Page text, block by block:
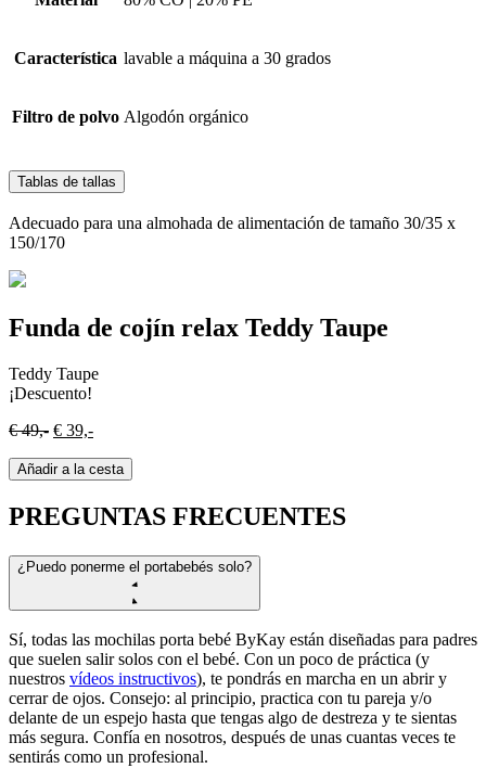
Característica lavable a máquina a 30 grados
Filtro de polvo Algodón orgánico
Tablas de tallas
Adecuado para una almohada de alimentación de tamaño 30/35 x
150/170
Funda de cojín relax Teddy Taupe
Teddy Taupe
¡Descuento!
€49,- Oorspronkelijke
was:
€ 39,-Huidige
is:
Añadir a la cesta
PREGUNTAS FRECUENTES
¿Puedo ponerme el portabebés solo?
Sí, todas las mochilas porta bebé ByKay están diseñadas para padres
que suelen salir solos con el bebé. Con un poco de práctica (y
nuestros vídeos instructivos), te pondrás en marcha en un abrir y
cerrar de ojos. Consejo: al principio, practica con tu pareja y/o
delante de un espejo hasta que tengas algo de destreza y te sientas
más segura. Confía en nosotros, después de unas cuantas veces te
sentirás como un profesional.